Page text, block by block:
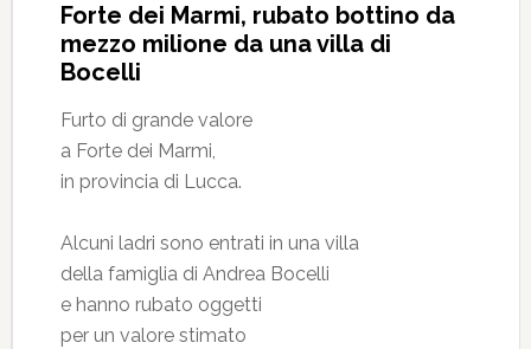
Forte dei Marmi, rubato bottino da
mezzo milione da una villa di
Bocelli
Furto di grande valore
a Forte dei Marmi,
in provincia di Lucca.
Alcuni ladri sono entrati in una villa
della famiglia di Andrea Bocelli
e hanno rubato oggetti
per un valore stimato